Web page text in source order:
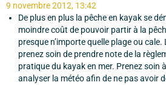
9 novembre 2012, 13:42
De plus en plus la pêche en kayak se
moindre coût de pouvoir partir à la
presque n’importe quelle plage ou
prenez soin de prendre note de la
pratique du kayak en mer. Prenez soin
analyser la météo afin de ne pas avoir